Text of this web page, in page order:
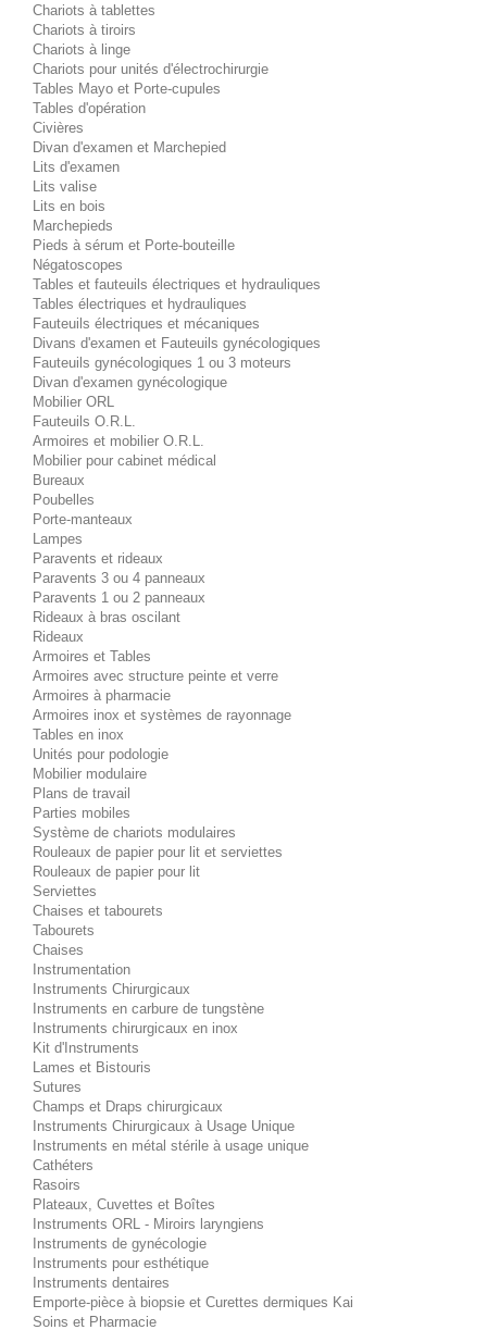
Chariots à tablettes
Chariots à tiroirs
Chariots à linge
Chariots pour unités d'électrochirurgie
Tables Mayo et Porte-cupules
Tables d'opération
Civières
Divan d'examen et Marchepied
Lits d'examen
Lits valise
Lits en bois
Marchepieds
Pieds à sérum et Porte-bouteille
Négatoscopes
Tables et fauteuils électriques et hydrauliques
Tables électriques et hydrauliques
Fauteuils électriques et mécaniques
Divans d'examen et Fauteuils gynécologiques
Fauteuils gynécologiques 1 ou 3 moteurs
Divan d'examen gynécologique
Mobilier ORL
Fauteuils O.R.L.
Armoires et mobilier O.R.L.
Mobilier pour cabinet médical
Bureaux
Poubelles
Porte-manteaux
Lampes
Paravents et rideaux
Paravents 3 ou 4 panneaux
Paravents 1 ou 2 panneaux
Rideaux à bras oscilant
Rideaux
Armoires et Tables
Armoires avec structure peinte et verre
Armoires à pharmacie
Armoires inox et systèmes de rayonnage
Tables en inox
Unités pour podologie
Mobilier modulaire
Plans de travail
Parties mobiles
Système de chariots modulaires
Rouleaux de papier pour lit et serviettes
Rouleaux de papier pour lit
Serviettes
Chaises et tabourets
Tabourets
Chaises
Instrumentation
Instruments Chirurgicaux
Instruments en carbure de tungstène
Instruments chirurgicaux en inox
Kit d'Instruments
Lames et Bistouris
Sutures
Champs et Draps chirurgicaux
Instruments Chirurgicaux à Usage Unique
Instruments en métal stérile à usage unique
Cathéters
Rasoirs
Plateaux, Cuvettes et Boîtes
Instruments ORL - Miroirs laryngiens
Instruments de gynécologie
Instruments pour esthétique
Instruments dentaires
Emporte-pièce à biopsie et Curettes dermiques Kai
Soins et Pharmacie